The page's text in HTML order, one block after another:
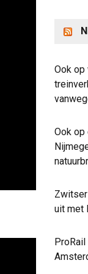
Ook op
Ook op
uit met